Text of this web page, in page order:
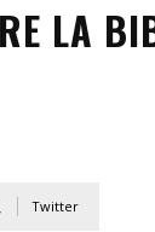
LA
Twitter